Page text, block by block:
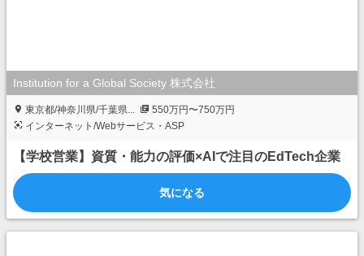
Institution for a Global Society 株式会社
東京都/神奈川県/千葉県...
550万円〜750万円
インターネット/Webサービス・ASP
【学校営業】資質・能力の評価×AIで注目のEdTech企業
気になる